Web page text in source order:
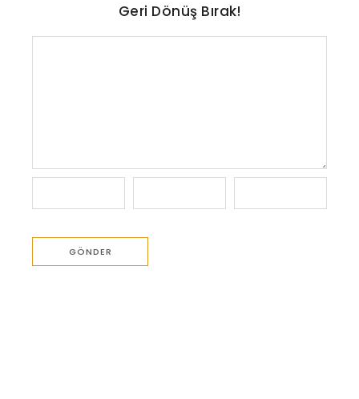
Geri Dönüş Bırak!